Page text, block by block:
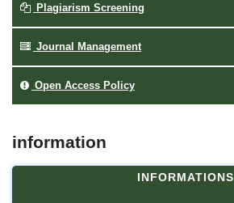
Plagiarism Screening
Journal Management
Open Access Policy
information
INFORMATIONS